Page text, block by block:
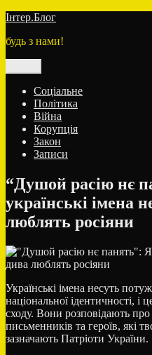
Перейти
вмісту
Інтер.Блог
будь з нами!
Соціальне
Політика
Війна
Корупція
Закон
Записи
“Душой расію нє
українські імена
люблять росіяни
Українські імена несуть
національної ідентичності, і
сходу. Вони розповідають про
письменників та героїв, які
зазначають Патріоти України.